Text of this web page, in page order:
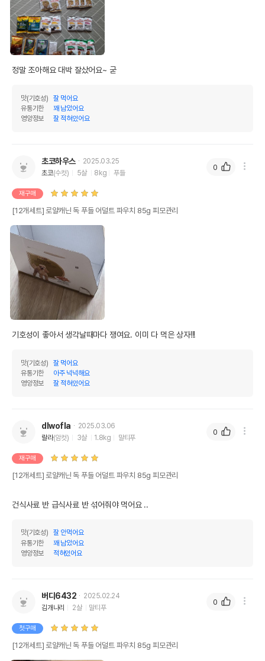
정말 조아해요 대박 잘샀어요~ 굳
맛(기호성)
잘 먹어요
유통기한
꽤 남았어요
영양정보
잘 적혀있어요
초코하우스
2025.03.25
초코(수컷) 5살 8kg 푸들
재구매
[12개세트] 로얄캐닌 독 푸들 어덜트 파우치 85g 피모관리
기호성이 좋아서 생각날때마다 쟁여요. 이미 다 먹은 상자!!!
맛(기호성)
잘 먹어요
유통기한
아주 넉넉해요
영양정보
잘 적혀있어요
0
dlwofla
2025.03.06
랄라(암컷) 3살 1.8kg 말티푸
재구매
[12개세트] 로얄캐닌 독 푸들 어덜트 파우치 85g 피모관리
건식사료 반 급식사료 반 섞어줘야 먹어요 ..
맛(기호성)
잘 안먹어요
유통기한
꽤 남았어요
영양정보
적혀있어요
0
버디6432
2025.02.24
김개나리
2살 말티푸
첫구매
[12개세트] 로얄캐닌 독 푸들 어덜트 파우치 85g 피모관리
0